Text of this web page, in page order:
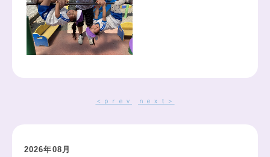
＜ｐｒｅｖ ｎｅｘｔ＞
2026年08月